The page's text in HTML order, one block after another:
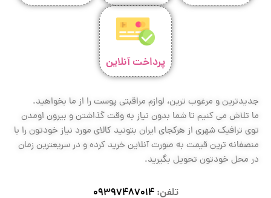
پرداخت آنلاین
جدیدترین و مرغوب ترین، لوازم مراقبتی پوست را از ما بخواهید.
ما تلاش می کنیم تا شما بدون نیاز به وقت گذاشتن و بیرون اومدن
توی ترافیک شهری از هرکجای ایران بتونید کالای مورد نیاز خودتون را با
منصفانه ترین قیمت به صورت آنلاین خرید کرده و در سریعترین زمان
در محل خودتون تحویل بگیرید.
تلفن:09397487014